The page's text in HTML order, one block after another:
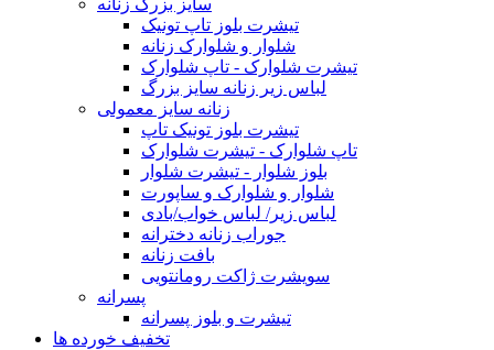
سایز بزرگ زنانه
تیشرت بلوز تاپ تونیک
شلوار و شلوارک زنانه
تیشرت شلوارک - تاپ شلوارک
لباس زیر زنانه سایز بزرگ
زنانه سایز معمولی
تیشرت بلوز تونیک تاپ
تاپ شلوارک - تیشرت شلوارک
بلوز شلوار - تیشرت شلوار
شلوار و شلوارک و ساپورت
لباس زیر/ لباس خواب/بادی
جوراب زنانه دخترانه
بافت زنانه
سویشرت ژاکت رومانتویی
پسرانه
تیشرت و بلوز پسرانه
تخفیف خورده ها